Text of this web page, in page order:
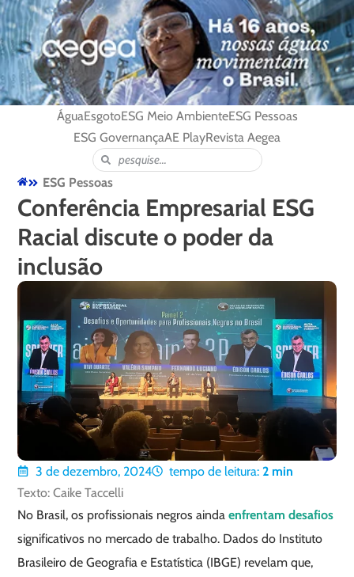
ÁguaEsgotoESG Meio AmbienteESG Pessoas
ESG GovernançaAE PlayRevista Aegea
ESG Pessoas
Conferência Empresarial ESG
Racial discute o poder da
inclusão
3 de dezembro, 2024 tempo de leitura: 2 min
Texto: Caike Taccelli
No Brasil, os profissionais negros aindaenfrentam desafios
significativos no mercado de trabalho. Dados do Instituto
Brasileiro de Geografia e Estatística (IBGE) revelam que,